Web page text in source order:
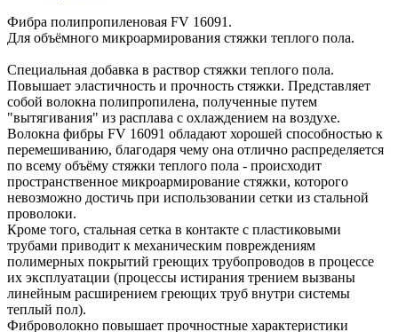
Фибра полипропиленовая FV 16091.
Для объёмного микроармирования стяжки теплого пола.
Специальная добавка в раствор стяжки теплого пола.
Повышает эластичность и прочность стяжки. Представляет
собой волокна полипропилена, полученные путем
"вытягивания" из расплава с охлаждением на воздухе.
Волокна фибры FV 16091 обладают хорошей способностью к
перемешиванию, благодаря чему она отлично распределяется
по всему объёму стяжки теплого пола - происходит
пространственное микроармирование стяжки, которого
невозможно достичь при использовании сетки из стальной
проволоки.
Кроме того, стальная сетка в контакте с пластиковыми
трубами приводит к механическим повреждениям
полимерных покрытий греющих трубопроводов в процессе
их эксплуатации (процессы истирания трением вызваны
линейным расширением греющих труб внутри системы
теплый пол).
Фиброволокно повышает прочностные характеристики